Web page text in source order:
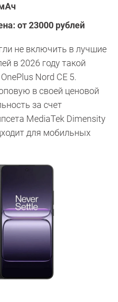
от 23000 рублей
не включить в лучшие
в 2026 году такой
Nord CE 5.
в своей ценовой
за счет
MediaTek Dimensity
для мобильных